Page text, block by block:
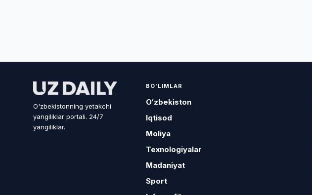
O'zbekistonning yetakchi
yangiliklar portali. 24/7
yangiliklar.
BO'LIMLAR
O‘zbekiston
Iqtisod
Moliya
Texnologiyalar
Madaniyat
Sport